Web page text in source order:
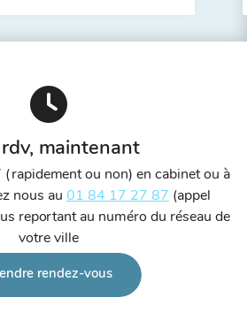
maintenant
ou non) en cabinet ou à
nous au 01 84 17 27 87 (appel
reportant au numéro du réseau de
votre ville
rendez-vous